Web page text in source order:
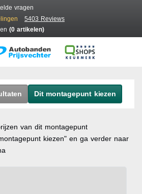
vragen
5403 Reviews
(0 artikelen)
Dit montagepunt kiezen
van dit montagepunt
kiezen" en ga verder naar